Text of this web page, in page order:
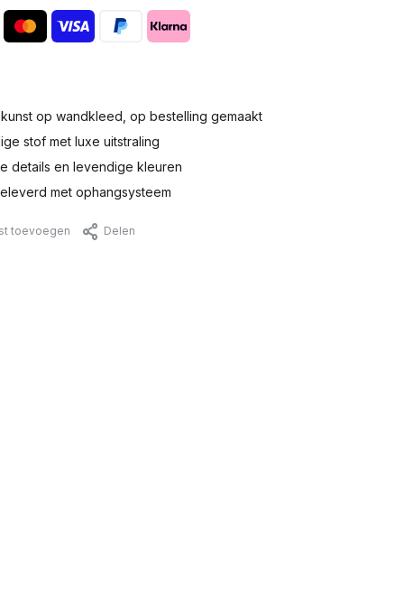
op wandkleed, op bestelling gemaakt
stof met luxe uitstraling
details en levendige kleuren
met ophangsysteem
toevoegen Delen